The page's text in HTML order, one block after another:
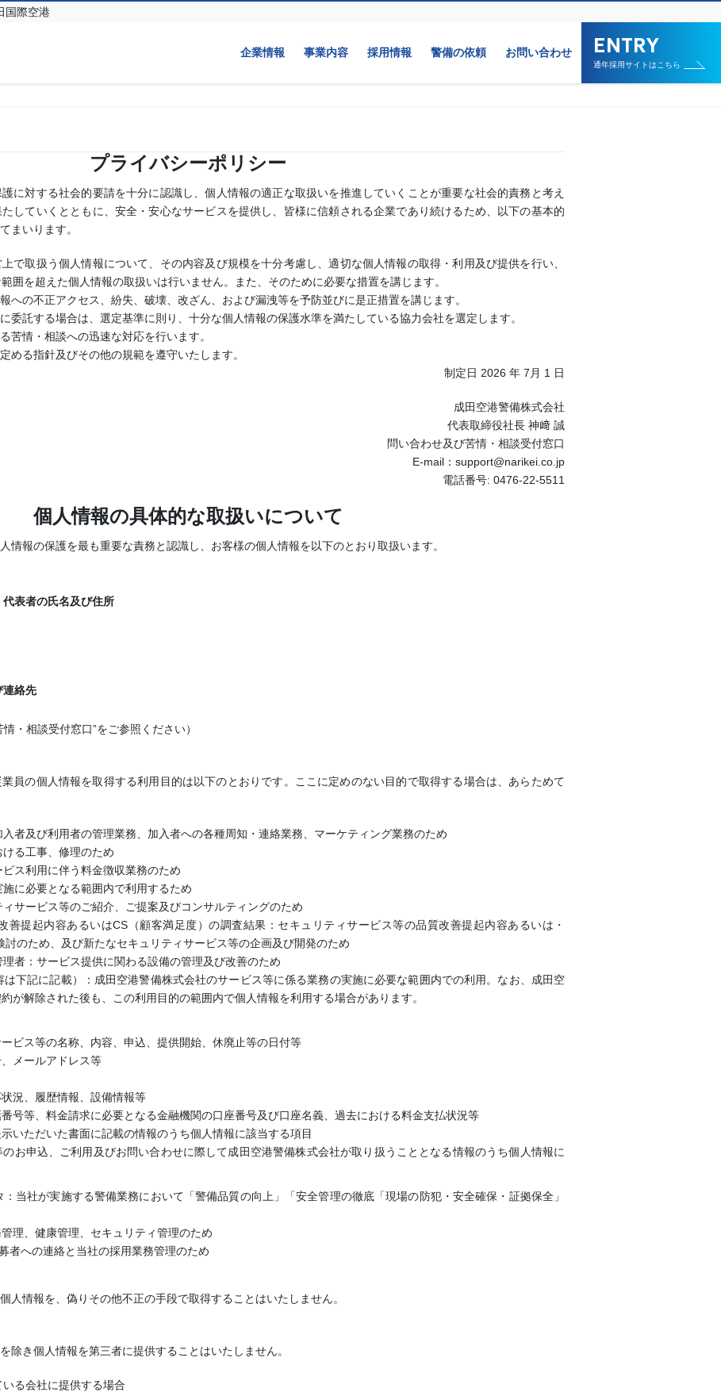
国際空港
企業情報 事業内容 採用情報 警備の依頼 お問い合わせ
通年採用サイトはこちら
プライバシーポリシー
に対する社会的要請を十分に認識し、個人情報の適正な取扱いを推進していくことが重要な社会的責務と考え
していくとともに、安全・安心なサービスを提供し、皆様に信頼される企業であり続けるため、以下の基本的
まいります。
で取扱う個人情報について、その内容及び規模を十分考慮し、適切な個人情報の取得・利用及び提供を行い、
囲を超えた個人情報の取扱いは行いません。また、そのために必要な措置を講じます。
への不正アクセス、紛失、破壊、改ざん、および漏洩等を予防並びに是正措置を講じます。
委託する場合は、選定基準に則り、十分な個人情報の保護水準を満たしている協力会社を選定します。
苦情・相談への迅速な対応を行います。
める指針及びその他の規範を遵守いたします。
制定日 2026 年 7月 1 日
成田空港警備株式会社
代表取締役社長 神﨑 誠
問い合わせ及び苦情・相談受付窓口
E-mail： support@narikei.co.jp
電話番号: 0476-22-5511
個人情報の具体的な取扱いについて
情報の保護を最も重要な責務と認識し、お客様の個人情報を以下のとおり取扱います。
表者の氏名及び住所
連絡先
・相談受付窓口”をご参照ください）
員の個人情報を取得する利用目的は以下のとおりです。ここに定めのない目的で取得する場合は、あらためて
者及び利用者の管理業務、加入者への各種周知・連絡業務、マーケティング業務のため
る工事、修理のため
ス利用に伴う料金徴収業務のため
に必要となる範囲内で利用するため
サービス等のご紹介、ご提案及びコンサルティングのため
善提起内容あるいはCS（顧客満足度）の調査結果：セキュリティサービス等の品質改善提起内容あるいは・
のため、及び新たなセキュリティサービス等の企画及び開発のため
者：サービス提供に関わる設備の管理及び改善のため
下記に記載）：成田空港警備株式会社のサービス等に係る業務の実施に必要な範囲内での利用。なお、成田空
が解除された後も、この利用目的の範囲内で個人情報を利用する場合があります。
ビス等の名称、内容、申込、提供開始、休廃止等の日付等
メールアドレス等
況、履歴情報、設備情報等
号等、料金請求に必要となる金融機関の口座番号及び口座名義、過去における料金支払状況等
いただいた書面に記載の情報のうち個人情報に該当する項目
のお申込、ご利用及びお問い合わせに際して成田空港警備株式会社が取り扱うこととなる情報のうち個人情報に
当社が実施する警備業務において「警備品質の向上」「安全管理の徹底「現場の防犯・安全確保・証拠保全」
理、健康管理、セキュリティ管理のため
者への連絡と当社の採用業務管理のため
人情報を、偽りその他不正の手段で取得することはいたしません。
除き個人情報を第三者に提供することはいたしません。
る会社に提供する場合